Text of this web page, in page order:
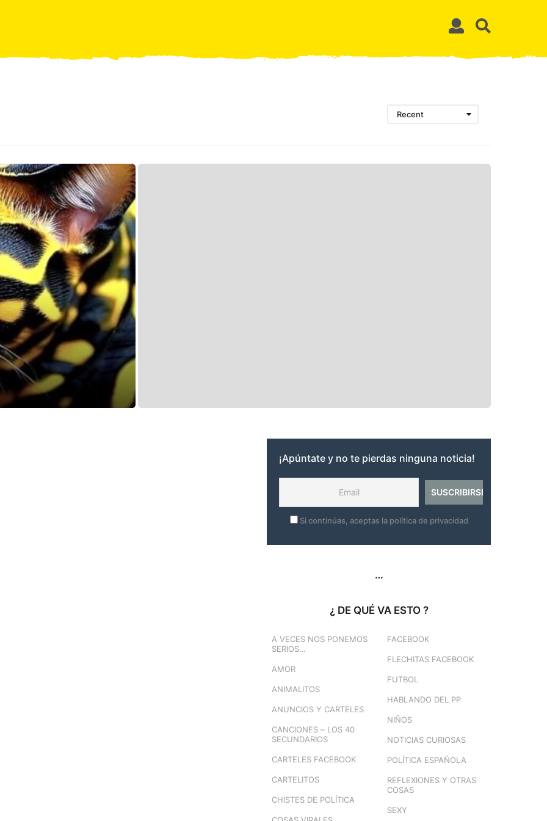
Recent
¡Apúntate y no te pierdas ninguna noticia!
Si continúas, aceptas la política de privacidad
…
¿ DE QUÉ VA ESTO ?
A VECES NOS PONEMOS
SERIOS…
AMOR
ANIMALITOS
ANUNCIOS Y CARTELES
CANCIONES – LOS 40
SECUNDARIOS
CARTELES FACEBOOK
CARTELITOS
CHISTES DE POLÍTICA
FACEBOOK
FLECHITAS FACEBOOK
FUTBOL
HABLANDO DEL PP
NIÑOS
NOTICIAS CURIOSAS
POLÍTICA ESPAÑOLA
REFLEXIONES Y OTRAS
COSAS
SEXY